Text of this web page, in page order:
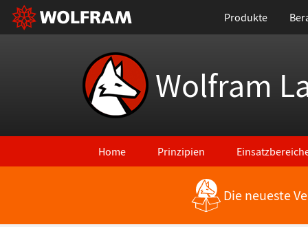
Produkte
Wolfram
Home Prinzipien
Zurück zu den neuesten FeaturesDie neueste